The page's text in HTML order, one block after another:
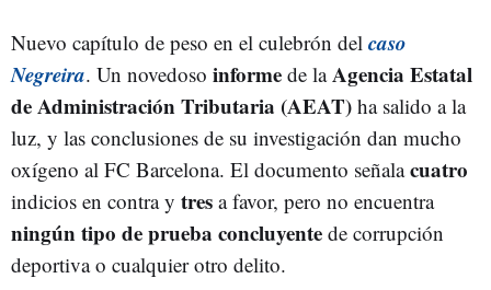
Nuevo capítulo de peso en el culebrón del caso
Negreira. Un novedoso informe de laAgencia Estatal
de Administración Tributaria (AEAT) ha salido a la
luz, y las conclusiones de su investigación dan mucho
oxígeno al FC Barcelona. El documento señalacuatro
indicios en contra y tres a favor, pero no encuentra
ningún tipo de prueba concluyente de corrupción
deportiva o cualquier otro delito.